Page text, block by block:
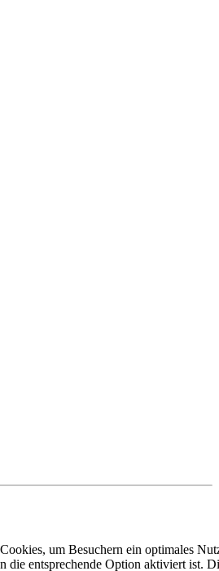
um Besuchern ein optimales
die entsprechende Option aktiviert ist.